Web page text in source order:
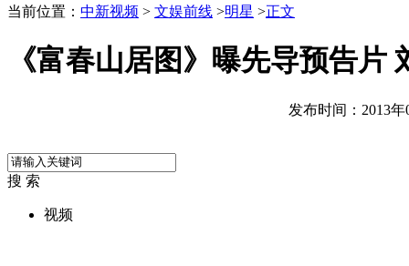
当前位置： 中新视频 > 文娱前线 >明星 >正文
《富春山居图》曝先导预告片
发布时间：2013年
搜 索
视频